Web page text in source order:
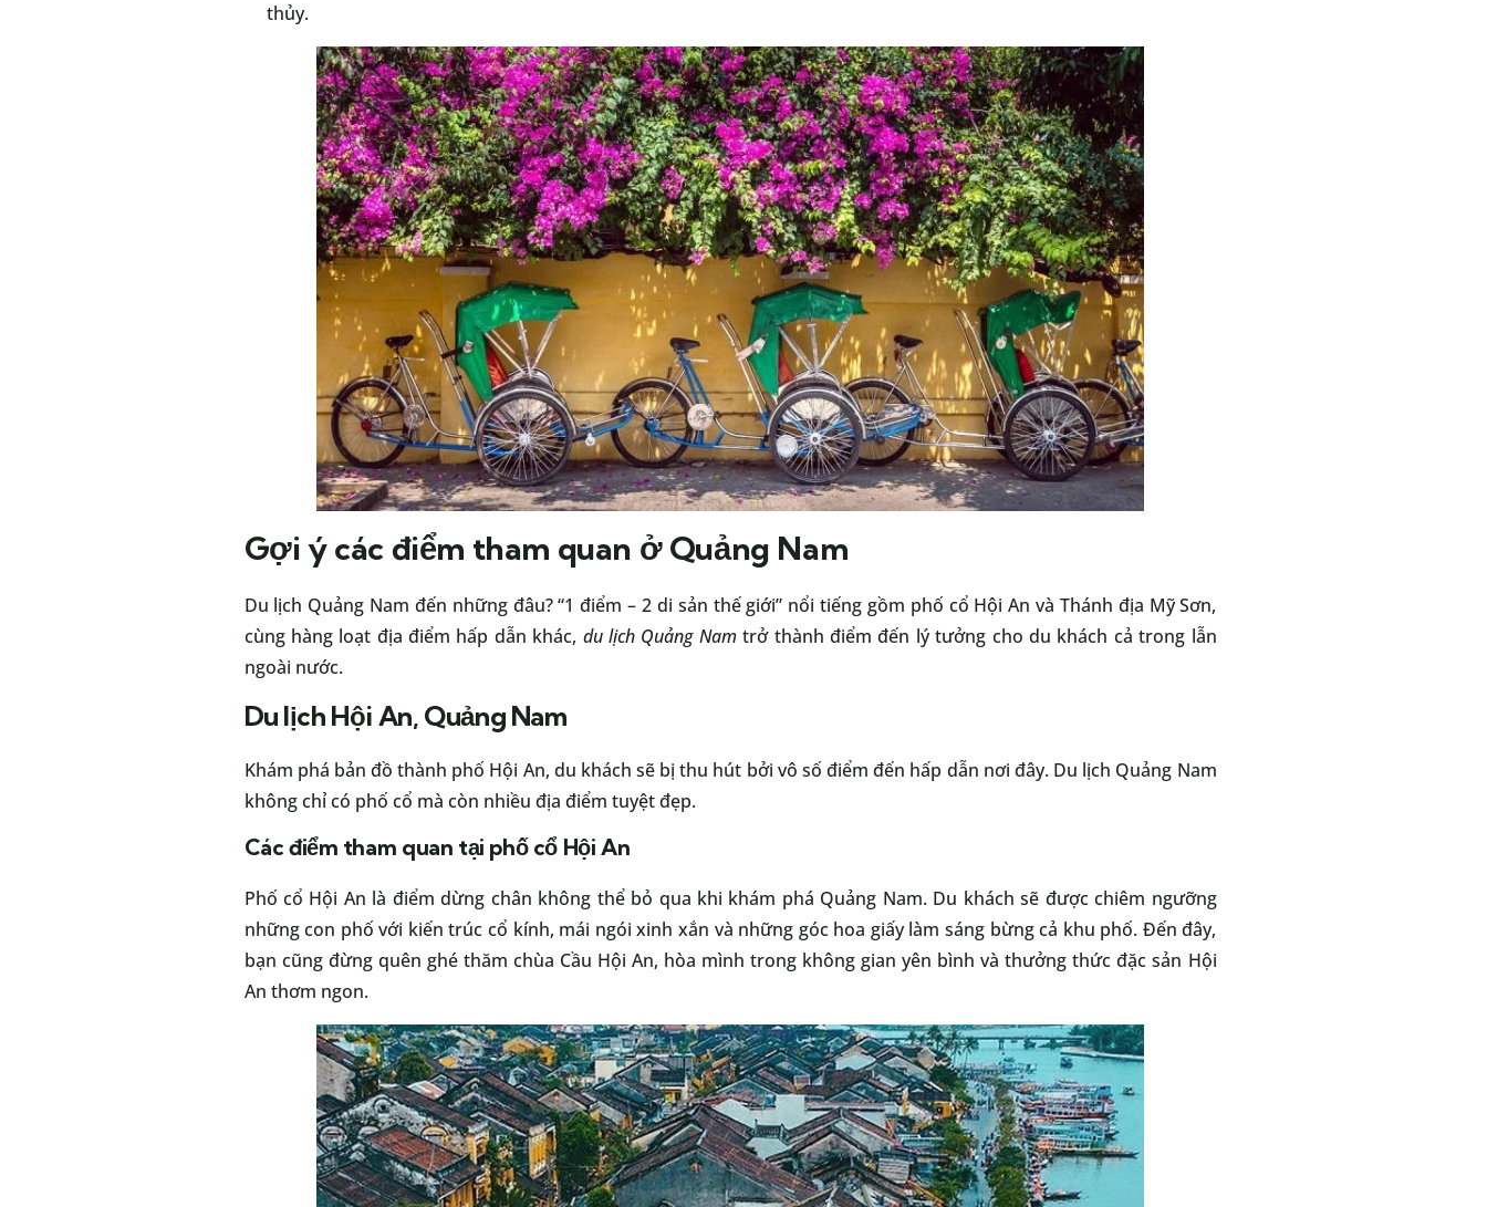
thủy.
Gợi ý các điểm tham quan ở Quảng Nam
Du lịch Quảng Nam đến những đâu? “1 điểm – 2 di sản thế giới” nổi tiếng gồm phố cổ Hội An và Thánh địa Mỹ Sơn,
cùng hàng loạt địa điểm hấp dẫn khác, du lịch Quảng Namtrở thành điểm đến lý tưởng cho du khách cả trong lẫn
ngoài nước.
Du lịch Hội An, Quảng Nam
Khám phá bản đồ thành phố Hội An, du khách sẽ bị thu hút bởi vô số điểm đến hấp dẫn nơi đây. Du lịch Quảng Nam
không chỉ có phố cổ mà còn nhiều địa điểm tuyệt đẹp.
Các điểm tham quan tại phố cổ Hội An
Phố cổ Hội An là điểm dừng chân không thể bỏ qua khi khám phá Quảng Nam. Du khách sẽ được chiêm ngưỡng
những con phố với kiến trúc cổ kính, mái ngói xinh xắn và những góc hoa giấy làm sáng bừng cả khu phố. Đến đây,
bạn cũng đừng quên ghé thăm chùa Cầu Hội An, hòa mình trong không gian yên bình và thưởng thức đặc sản Hội
An thơm ngon.